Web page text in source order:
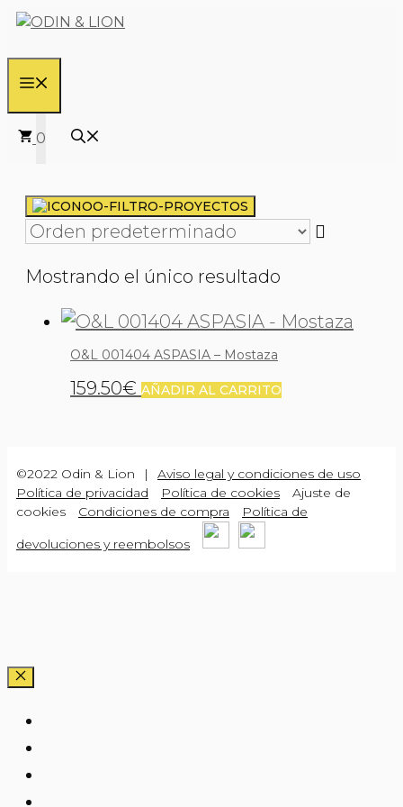
Saltar
contenido
0
Mostrando el único resultado
O&L 001404 ASPASIA – Mostaza
159.50€ AÑADIR AL CARRITO
©2022 Odin & Lion |
Aviso legal y condiciones de uso
Política de privacidad
Política de cookies
Ajuste de
cookies
Condiciones de compra
Política de
devoluciones y reembolsos
CERRAR